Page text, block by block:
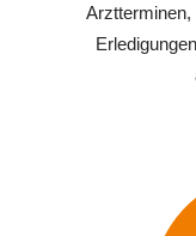
Arztterminen,